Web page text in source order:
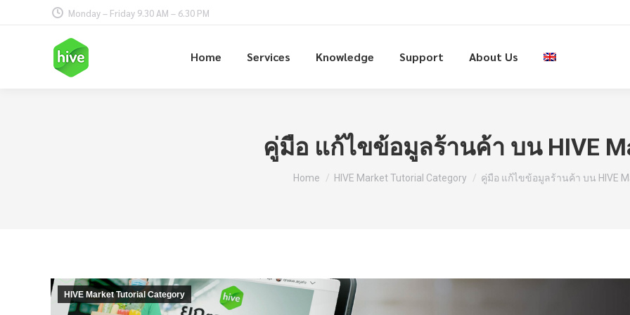
Monday – Friday 9.30 AM – 6.30 PM
Home Services Knowledge Support About Us
คู่มือ แก้ไขข้อมูลร้านค้า บน HIVE
You are here:
Home HIVE Market Tutorial Category คู่มือ แก้ไขข้อมูลร้านค้า บน HIVE
HIVE Market Tutorial Category